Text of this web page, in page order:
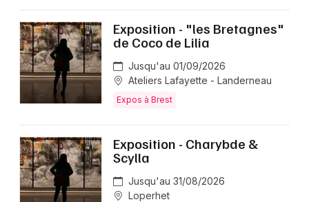
Exposition - "les Bretagnes"
de Coco de Lilia
Jusqu'au 01/09/2026
Ateliers Lafayette - Landerneau
Expos à Brest
Exposition - Charybde &
Scylla
Jusqu'au 31/08/2026
Loperhet